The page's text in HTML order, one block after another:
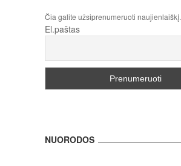
Čia galite užsiprenumeruoti naujienlaiškį.
El.paštas
NUORODOS